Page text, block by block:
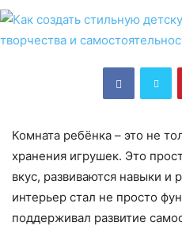
Комната ребёнка – это не
хранения игрушек. Это
вкус, развиваются навыки
интерьер стал не просто
поддерживал развитие